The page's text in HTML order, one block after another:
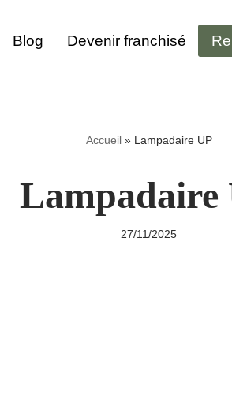
Blog Devenir franchisé
Accueil» Lampadaire UP
Lampadaire
27/11/2025